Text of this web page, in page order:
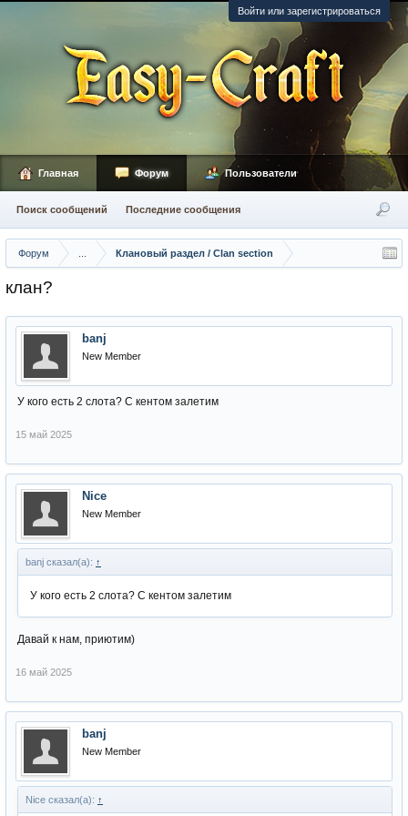
Войти или зарегистрироваться
Форум Клановый раздел / Сlan section
клан?
banj
New Member
У кого есть 2 слота? С кентом залетим
15 май 2025
Nice
New Member
banj сказал(а): ↑
У кого есть 2 слота? С кентом залетим
Давай к нам, приютим)
16 май 2025
banj
New Member
Nice сказал(а): ↑
Главная Форум
Поиск сообщений Последние сообщения
Пользователи